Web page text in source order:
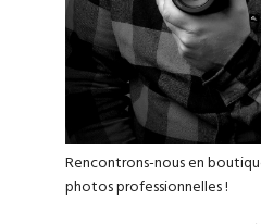
Rencontrons-nous en
photos professionnelles !